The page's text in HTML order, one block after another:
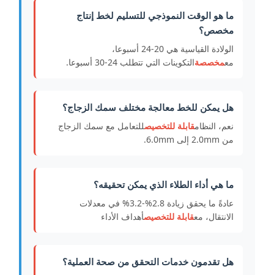
ما هو الوقت النموذجي للتسليم لخط إنتاج
مخصص؟
الولادة القياسية هي 20-24 أسبوعا،
معمخصصةالتكوينات التي تتطلب 24-30 أسبوعا.
هل يمكن للخط معالجة مختلف سمك الزجاج؟
نعم، النظامقابلة للتخصيصللتعامل مع سمك الزجاج
من 2.0mm إلى 6.0mm.
ما هي أداء الطلاء الذي يمكن تحقيقه؟
عادةً ما يحقق زيادة 2.8%-3.2% في معدلات
الانتقال، معقابلة للتخصيصأهداف الأداء
هل تقدمون خدمات التحقق من صحة العملية؟